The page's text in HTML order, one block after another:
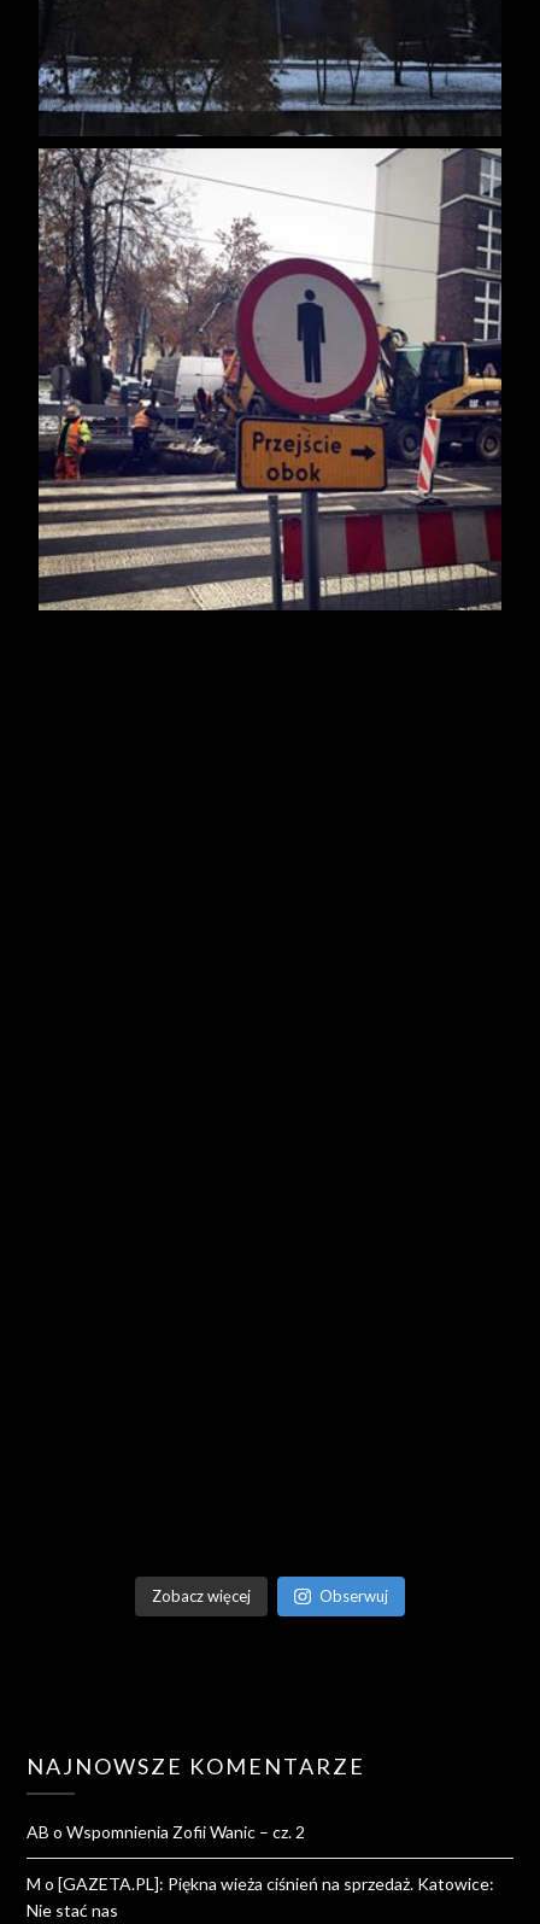
Zobacz więcej Obserwuj
NAJNOWSZE KOMENTARZE
AB oWspomnienia Zofii Wanic – cz. 2
M o[GAZETA.PL]: Piękna wieża ciśnień na sprzedaż. Katowice:
Nie stać nas